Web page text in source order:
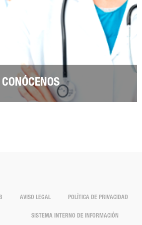
CONÓCENOS
AVISO LEGAL POLÍTICA DE PRIVACIDAD
SISTEMA INTERNO DE INFORMACIÓN